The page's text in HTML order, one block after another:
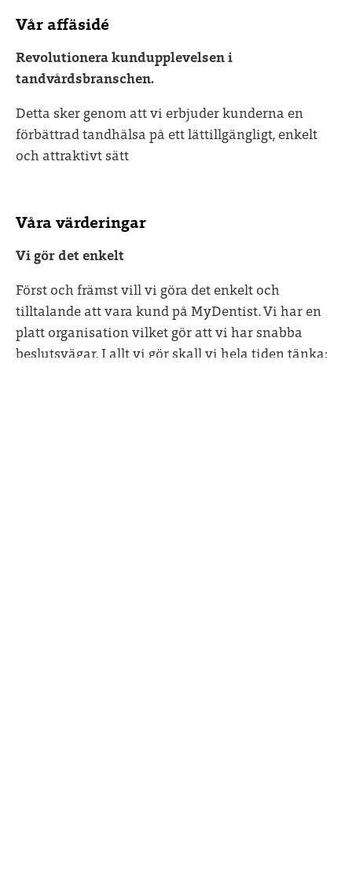
Vår affäsidé
Revolutionera kundupplevelsen i
tandvårdsbranschen.
Detta sker genom att vi erbjuder kunderna en
förbättrad tandhälsa på ett lättillgängligt, enkelt
och attraktivt sätt
Våra värderingar
Vi gör det enkelt
Först och främst vill vi göra det enkelt och
tilltalande att vara kund på MyDentist. Vi har en
platt organisation vilket gör att vi har snabba
beslutsvägar. I allt vi gör skall vi hela tiden tänka: